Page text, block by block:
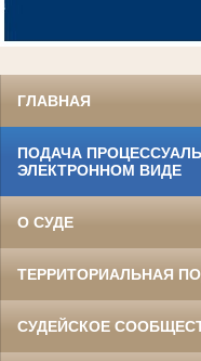
ГЛАВНАЯ
ПОДАЧА
ЭЛЕКТРОННОМ ВИДЕ
О СУДЕ
ТЕРРИТОРИАЛЬНАЯ
СУДЕЙСКОЕ